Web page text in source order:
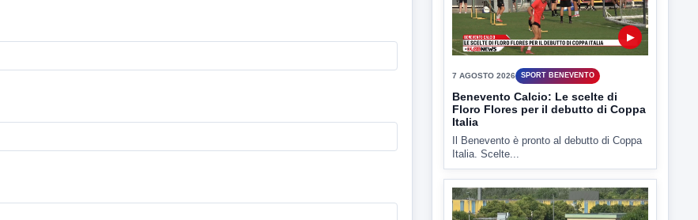
7 AGOSTO 2026
Benevento Calcio: Le scelte di
Floro Flores per il debutto di Coppa
Italia
Il Benevento è pronto al debutto di Coppa
Italia. Scelte...